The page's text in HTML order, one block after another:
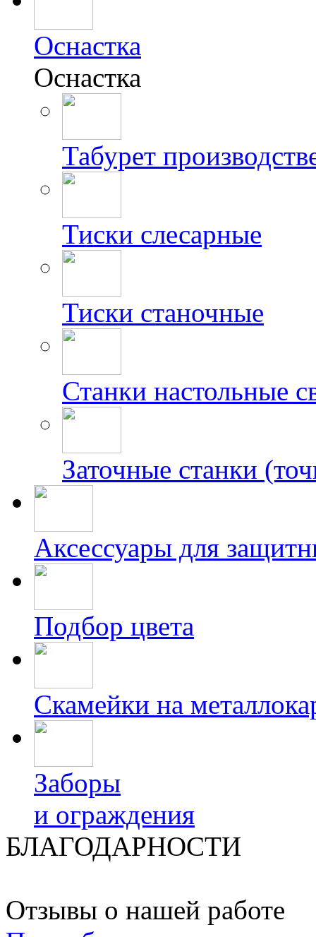
Оснастка
Оснастка
Табурет
Тиски слесарные
Тиски станочные
Станки настольные
Заточные станки
Аксессуары для
Подбор цвета
Скамейки на
Заборы
и ограждения
БЛАГОДАРНОСТИ
Отзывы о нашей работе